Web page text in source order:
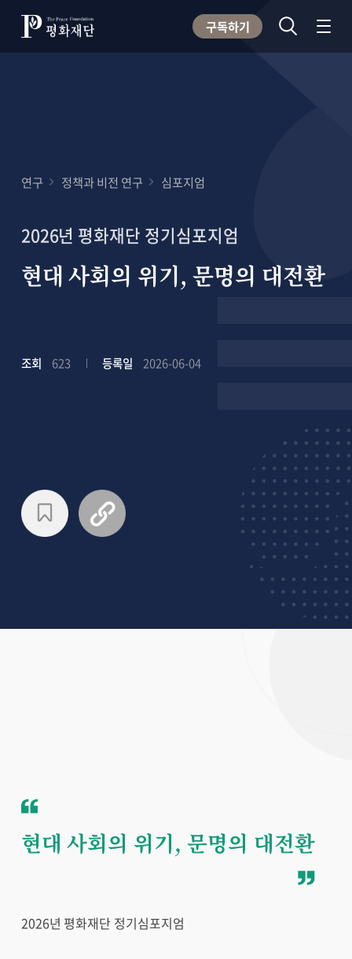
구독하기
연구 정책과 비전 연구 심포지엄
2026년 평화재단 정기심포지엄
현대 사회의 위기, 문명의 대전환
조회 623 등록일 2026-06-04
현대 사회의 위기, 문명의 대전환
2026년 평화재단 정기심포지엄